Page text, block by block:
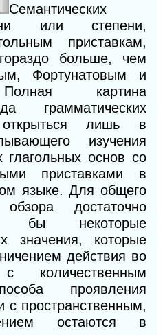
Семантических
или степени,
приставкам,
больше, чем
Фортунатовым и
картина
грамматических
лишь в
изучения
глагольных основ со
приставками в
языке. Для общего
обзора достаточно
бы некоторые
значения, которые
действия во
проявления
с пространственным,
остаются в